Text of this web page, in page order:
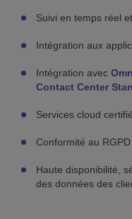
Suivi en temps réel
Intégration aux
Intégration avec
Contact Center
Services cloud
Conformité au RGPD
Haute disponibilité,
des données des